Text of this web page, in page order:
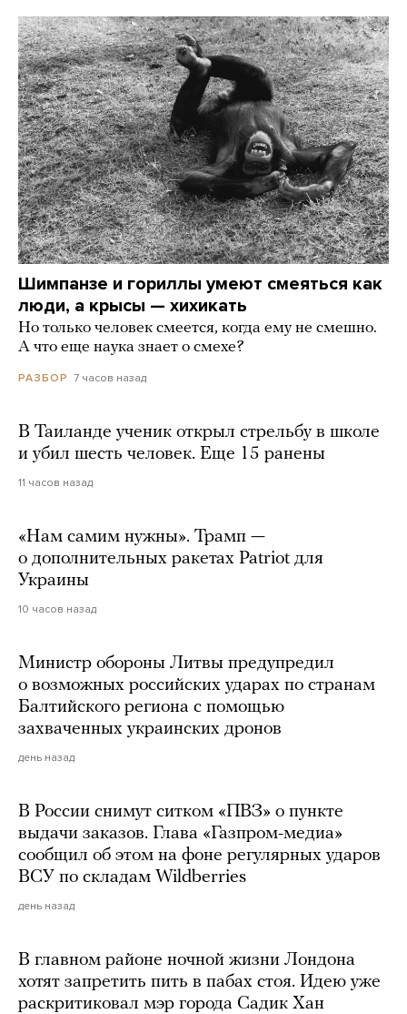
Шимпанзе и гориллы умеют смеяться как
люди, а крысы — хихикать
Но только человек смеется, когда ему не смешно.
А что еще наука знает о смехе?
РАЗБОР 7 часов назад
В Таиланде ученик открыл стрельбу в школе
и убил шесть человек. Еще 15 ранены
11 часов назад
«Нам самим нужны». Трамп —
о дополнительных ракетах Patriot для
Украины
10 часов назад
Министр обороны Литвы предупредил
о возможных российских ударах по странам
Балтийского региона с помощью
захваченных украинских дронов
день назад
В России снимут ситком «ПВЗ» о пункте
выдачи заказов. Глава «Газпром-медиа»
сообщил об этом на фоне регулярных ударов
ВСУ по складам Wildberries
день назад
В главном районе ночной жизни Лондона
хотят запретить пить в пабах стоя. Идею уже
раскритиковал мэр города Садик Хан